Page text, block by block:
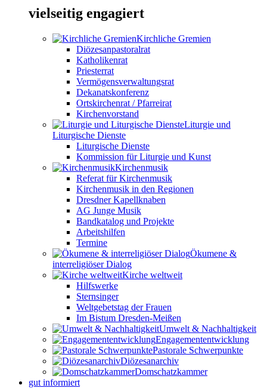
vielseitig engagiert
Kirchliche Gremien
Diözesanpastoralrat
Katholikenrat
Priesterrat
Vermögensverwaltungsrat
Dekanatskonferenz
Ortskirchenrat / Pfarreirat
Kirchenvorstand
Liturgie und
Liturgische Dienste
Liturgische Dienste
Kommission für Liturgie und Kunst
Kirchenmusik
Referat für Kirchenmusik
Kirchenmusik in den Regionen
Dresdner Kapellknaben
AG Junge Musik
Bandkatalog und Projekte
Arbeitshilfen
Termine
Ökumene &
interreligiöser Dialog
Kirche weltweit
Hilfswerke
Sternsinger
Weltgebetstag der Frauen
Im Bistum Dresden-Meißen
Umwelt & Nachhaltigkeit
Engagemententwicklung
Pastorale Schwerpunkte
Diözesanarchiv
Domschatzkammer
gut informiert